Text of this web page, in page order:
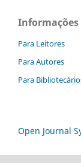
Informações
Para Leitores
Para Autores
Para
Open Journal